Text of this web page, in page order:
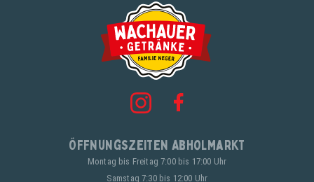
Öffnungszeiten Abholmarkt
Montag bis Freitag 7:00 bis 17:00 Uhr
Samstag 7:30 bis 12:00 Uhr